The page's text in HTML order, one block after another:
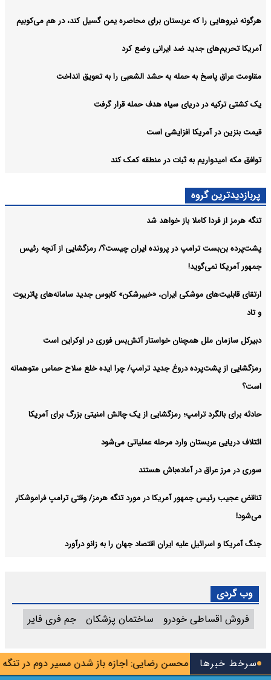
سرخط خبرهامحسن رضایی: اجازه باز شدن مسیر دوم در تنگه جاسوس تیم
هرگونه نیروهایی را که عربستان برای محاصره یمن گسیل کند، در هم می‌کوبیم
آمریکا تحریم‌های جدید ضد ایرانی وضع کرد
مقاومت عراق پاسخ به حمله به حشد الشعبی را به تعویق انداخت
یک کشتی ترکیه در دریای سیاه هدف حمله قرار گرفت
قیمت بنزین در آمریکا افزایشی است
توافق مکه امیدواریم به ثبات در منطقه کمک کند
پربازدیدترین گروه
تنگه هرمز از فردا کاملا باز خواهد شد
پشت‌پرده بن‌بست ترامپ در پرونده ایران چیست؟/ رمزگشایی از آنچه رئیس
جمهور آمریکا نمی‌گوید!
ارتقای قابلیت‌های موشکی ایران، «خیبرشکن» کابوس جدید سامانه‌های پاتریوت
و تاد
دبیرکل سازمان ملل همچنان خواستار آتش‌بس فوری در اوکراین است
رمزگشایی از پشت‌پرده دروغ جدید ترامپ/ چرا ایده خلع سلاح حماس متوهمانه
است؟
حادثه برای بالگرد ترامپ؛ رمزگشایی از یک چالش امنیتی بزرگ برای آمریکا
ائتلاف دریایی عربستان وارد مرحله عملیاتی می‌شود
سوری در مرز عراق در آماده‌باش هستند
تناقض عجیب رئیس جمهور آمریکا در مورد تنگه هرمز/ وقتی ترامپ فراموشکار
می‌شود!
جنگ آمریکا و اسرائیل علیه ایران اقتصاد جهان را به زانو درآورد
وب گردی
فروش اقساطی خودرو
ساختمان پزشکان جم فری فایر